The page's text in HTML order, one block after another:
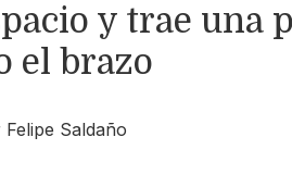
y trae
el brazo
Felipe Saldaño